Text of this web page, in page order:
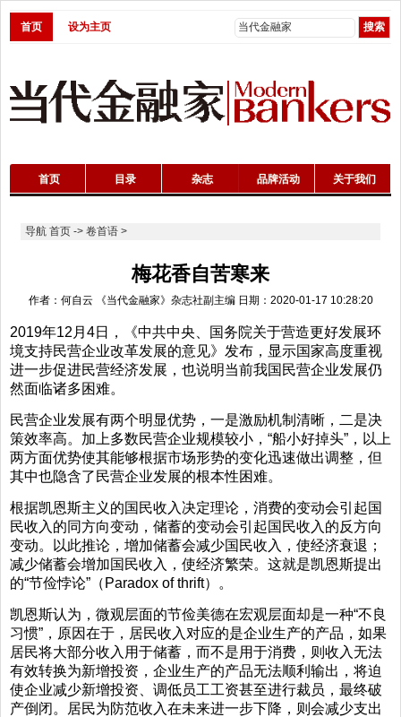
首页 设为主页
首页 目录 杂志 品牌活动 关于我们
导航 首页-> 卷首语>
梅花香自苦寒来
作者：何自云 《当代金融家》杂志社副主编 日期：2020-01-17 10:28:20
2019年12月4日，《中共中央、国务院关于营造更好发展环
境支持民营企业改革发展的意见》发布，显示国家高度重视
进一步促进民营经济发展，也说明当前我国民营企业发展仍
然面临诸多困难。
民营企业发展有两个明显优势，一是激励机制清晰，二是决
策效率高。加上多数民营企业规模较小，“船小好掉头”，以上
两方面优势使其能够根据市场形势的变化迅速做出调整，但
其中也隐含了民营企业发展的根本性困难。
根据凯恩斯主义的国民收入决定理论，消费的变动会引起国
民收入的同方向变动，储蓄的变动会引起国民收入的反方向
变动。以此推论，增加储蓄会减少国民收入，使经济衰退；
减少储蓄会增加国民收入，使经济繁荣。这就是凯恩斯提出
的“节俭悖论”（Paradox of thrift）。
凯恩斯认为，微观层面的节俭美德在宏观层面却是一种“不良
习惯”，原因在于，居民收入对应的是企业生产的产品，如果
居民将大部分收入用于储蓄，而不是用于消费，则收入无法
有效转换为新增投资，企业生产的产品无法顺利输出，将迫
使企业减少新增投资、调低员工工资甚至进行裁员，最终破
产倒闭。居民为防范收入在未来进一步下降，则会减少支出